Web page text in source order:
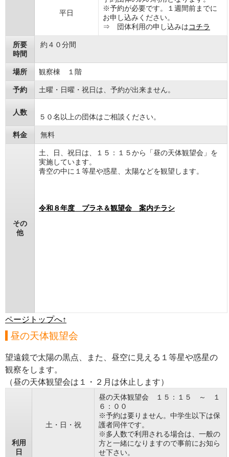
平日
※予約が必要です。１週間前までに
お申し込みください。
⇒ 団体利用の申し込みはコチラ
所要
時間
約４０分間
場所 観察棟 １階
予約 土曜・日曜・祝日は、予約が出来ません。
人数
５０名以上の団体はご相談ください。
料金 無料
その
他
土、日、祝日は、１５：１５から「昼の天体観望会」を
実施しています。
青空の中に１等星や惑星、太陽などを観望します。
令和８年度 プラネ＆観望会 案内チラシ
ページトップへ↑
昼の天体観望会
望遠鏡で太陽の黒点、また、昼空に見える１等星や惑星の
観察をします。
（昼の天体観望会は１・２月は休止します）
利用
日
土・日・祝
昼の天体観望会 １５：１５ ～ １
６：００
※予約は要りません。中学生以下は保
護者同伴です。
※多人数で利用される場合は、一般の
方と一緒になりますので事前にお知ら
せ下さい。